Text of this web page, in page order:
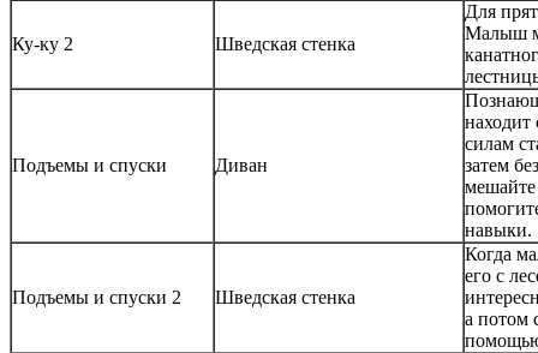
Ку-ку 2 Шведская стенка
Для
Малыш
Подъемы и спуски Диван
находит
силам
затем
навыки.
Подъемы и спуски 2 Шведская стенка
Когда
его с
а потом